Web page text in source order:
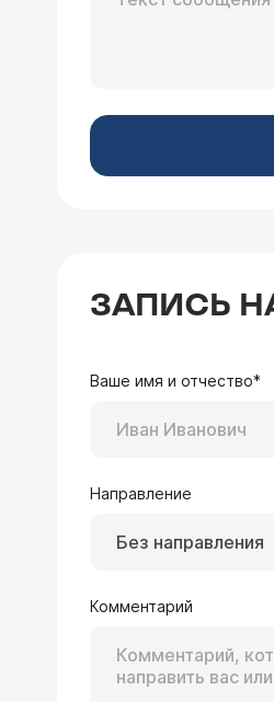
ЗАПИСЬ
Ваше имя и отчество*
Направление
Без направления
Комментарий